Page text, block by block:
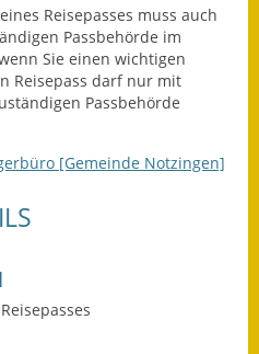
Landkreis
Formulare
Gemeinderat
Sitzungsberichte 2016
Reisepasses muss auch
Passbehörde im
Sie einen wichtigen
Reisepass darf nur mit
Passbehörde
[Gemeinde Notzingen]